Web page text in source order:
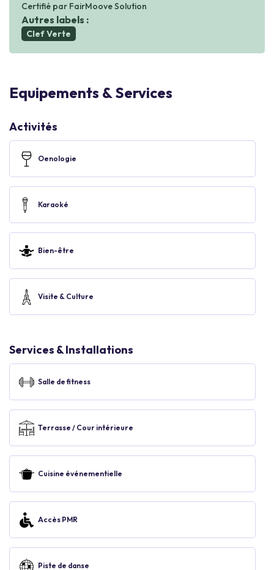
Certifié par FairMoove Solution
Autres labels :
Clef Verte
Equipements & Services
Activités
Oenologie
Karaoké
Bien-être
Visite & Culture
Services & Installations
Salle de fitness
Terrasse / Cour intérieure
Cuisine événementielle
Accès PMR
Piste de danse